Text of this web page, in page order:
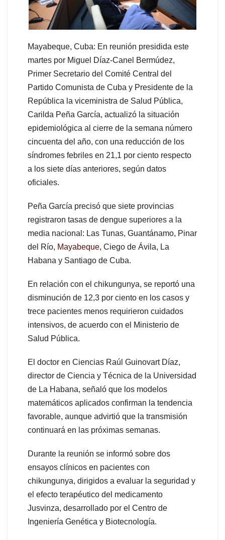
Mayabeque, Cuba: En reunión presidida este
martes por Miguel Díaz-Canel Bermúdez,
Primer Secretario del Comité Central del
Partido Comunista de Cuba y Presidente de la
República la viceministra de Salud Pública,
Carilda Peña García, actualizó la situación
epidemiológica al cierre de la semana número
cincuenta del año, con una reducción de los
síndromes febriles en 21,1 por ciento respecto
a los siete días anteriores, según datos
oficiales.
Peña García precisó que siete provincias
registraron tasas de dengue superiores a la
media nacional: Las Tunas, Guantánamo, Pinar
del Río, Mayabeque, Ciego de Ávila, La
Habana y Santiago de Cuba.
En relación con el chikungunya, se reportó una
disminución de 12,3 por ciento en los casos y
trece pacientes menos requirieron cuidados
intensivos, de acuerdo con el Ministerio de
Salud Pública.
El doctor en Ciencias Raúl Guinovart Díaz,
director de Ciencia y Técnica de la Universidad
de La Habana, señaló que los modelos
matemáticos aplicados confirman la tendencia
favorable, aunque advirtió que la transmisión
continuará en las próximas semanas.
Durante la reunión se informó sobre dos
ensayos clínicos en pacientes con
chikungunya, dirigidos a evaluar la seguridad y
el efecto terapéutico del medicamento
Jusvinza, desarrollado por el Centro de
Ingeniería Genética y Biotecnología.